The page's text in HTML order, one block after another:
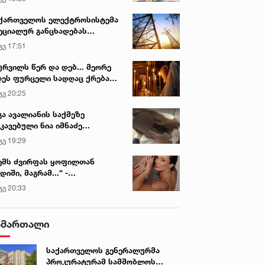
ელექტროსისტემა
განცხადებას
17:51
წერ და დებ... მეორე
ფურცელი სადღაც ქრება
სურვილი სრულდება...“ -
ტაძარი შიდა
20:25
ავალიანის საქმეზე
ნია იმნაძე
გადაჰყავთ
19:29
ძვირფას ყოფილთან
მაგრამ...“ -
პაიჭაძის
აღიარება
20:33
საქართველოს გენერალურმა
პროკურატურამ სამშობლოს